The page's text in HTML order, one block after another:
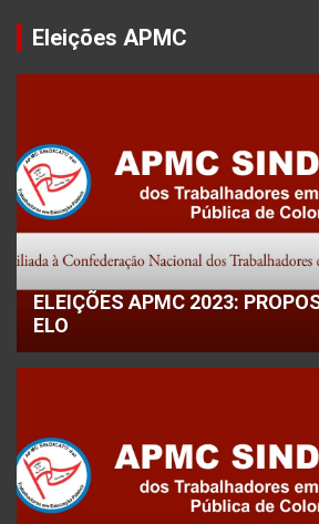
Eleições APMC
ELEIÇÕES APMC 2023:
ELO